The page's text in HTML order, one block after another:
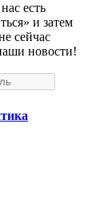
есть
и затем
сейчас
новости!